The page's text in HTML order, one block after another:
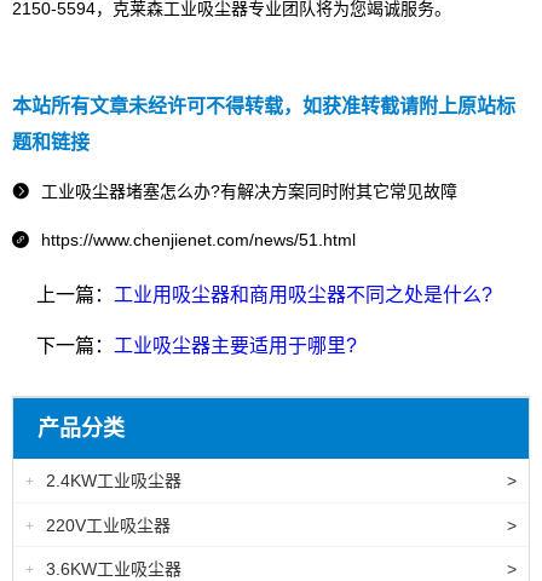
2150-5594，克莱森工业吸尘器专业团队将为您竭诚服务。
本站所有文章未经许可不得转载，如获准转截请附上原站标
题和链接
 工业吸尘器堵塞怎么办?有解决方案同时附其它常见故障
 https://www.chenjienet.com/news/51.html
上一篇： 工业用吸尘器和商用吸尘器不同之处是什么?
下一篇： 工业吸尘器主要适用于哪里?
产品分类
+ 2.4KW工业吸尘器 >
+ 220V工业吸尘器 >
+ 3.6KW工业吸尘器 >